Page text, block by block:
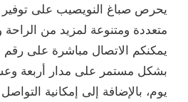
يحرص صباغ النويصيب على
متعددة ومتنوعة لمزيد من الراحة
يمكنكم الاتصال مباشرة على رقم
بشكل مستمر على مدار أربعة
يوم، بالإضافة إلى إمكانية